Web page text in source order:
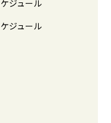
ジュール
ジュール